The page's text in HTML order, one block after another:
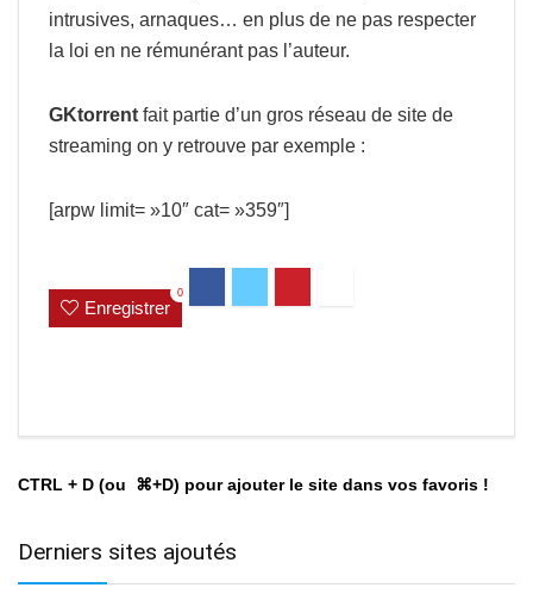
intrusives, arnaques… en plus de ne pas respecter
la loi en ne rémunérant pas l’auteur.
GKtorrent fait partie d’un gros réseau de site de
streaming on y retrouve par exemple :
[arpw limit= »10″ cat= »359″]
Enregistrer
0
CTRL + D (ou ⌘+D) pour ajouter le site dans vos favoris !
Derniers sites ajoutés